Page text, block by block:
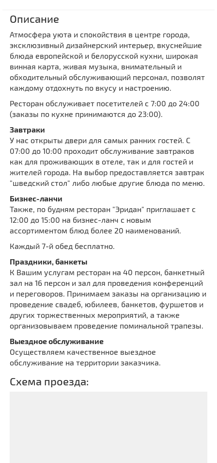
Описание
Атмосфера уюта и спокойствия в центре города,
эксклюзивный дизайнерский интерьер, вкуснейшие
блюда европейской и белорусской кухни, широкая
винная карта, живая музыка, внимательный и
обходительный обслуживающий персонал, позволят
каждому отдохнуть по вкусу и настроению.
Ресторан обслуживает посетителей с 7:00 до 24:00
(заказы по кухне принимаются до 23:00).
Завтраки
У нас открыты двери для самых ранних гостей. C
07:00 до 10:00 проходит обслуживание завтраков
как для проживающих в отеле, так и для гостей и
жителей города. На выбор предоставляется завтрак
"шведский стол" либо любые другие блюда по меню.
Бизнес-ланчи
Также, по будням ресторан "Эридан" приглашает с
12:00 до 15:00 на бизнес-ланч с новым
ассортиментом блюд более 20 наименований.
Каждый 7-й обед бесплатно.
Праздники, банкеты
К Вашим услугам ресторан на 40 персон, банкетный
зал на 16 персон и зал для проведения конференций
и переговоров. Принимаем заказы на организацию и
проведение свадеб, юбилеев, банкетов, фуршетов и
других торжественных мероприятий, а также
организовываем проведение поминальной трапезы.
Выездное обслуживание
Осуществляем качественное выездное
обслуживание на территории заказчика.
Схема проезда: